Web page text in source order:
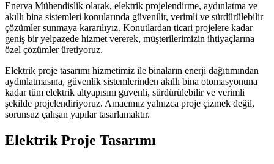
Enerva Mühendislik olarak, elektrik projelendirme, aydınlatma ve
akıllı bina sistemleri konularında güvenilir, verimli ve sürdürülebilir
çözümler sunmaya kararılıyız. Konutlardan ticari projelere kadar
geniş bir yelpazede hizmet vererek, müşterilerimizin ihtiyaçlarına
özel çözümler üretiyoruz.
Elektrik proje tasarımı hizmetimiz ile binaların enerji dağıtımından
aydınlatmasına, güvenlik sistemlerinden akıllı bina otomasyonuna
kadar tüm elektrik altyapısını güvenli, sürdürülebilir ve verimli
şekilde projelendiriyoruz. Amacımız yalnızca proje çizmek değil,
sorunsuz çalışan yapılar tasarlamaktır.
Elektrik Proje Tasarımı